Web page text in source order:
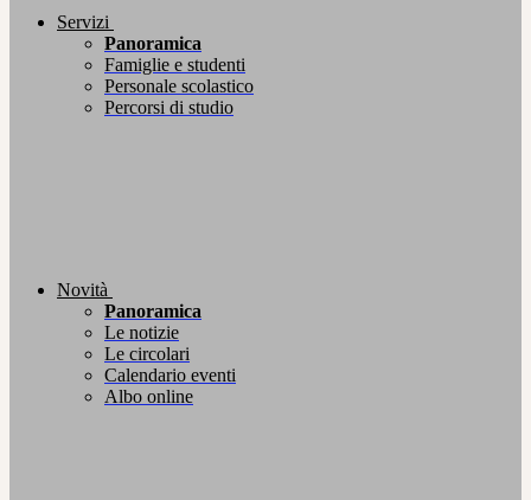
Servizi
Panoramica
Famiglie e studenti
Personale scolastico
Percorsi di studio
Novità
Panoramica
Le notizie
Le circolari
Calendario eventi
Albo online